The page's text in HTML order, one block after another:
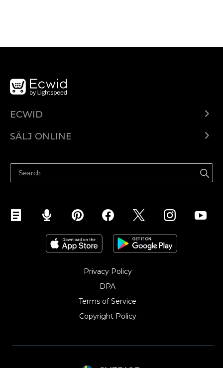
ECWID
Pris
SÄLJ ONLINE
Sälj på Facebook
Sälj på Instagram
Privacy Policy
DPA
Terms of Service
Copyright Policy‎